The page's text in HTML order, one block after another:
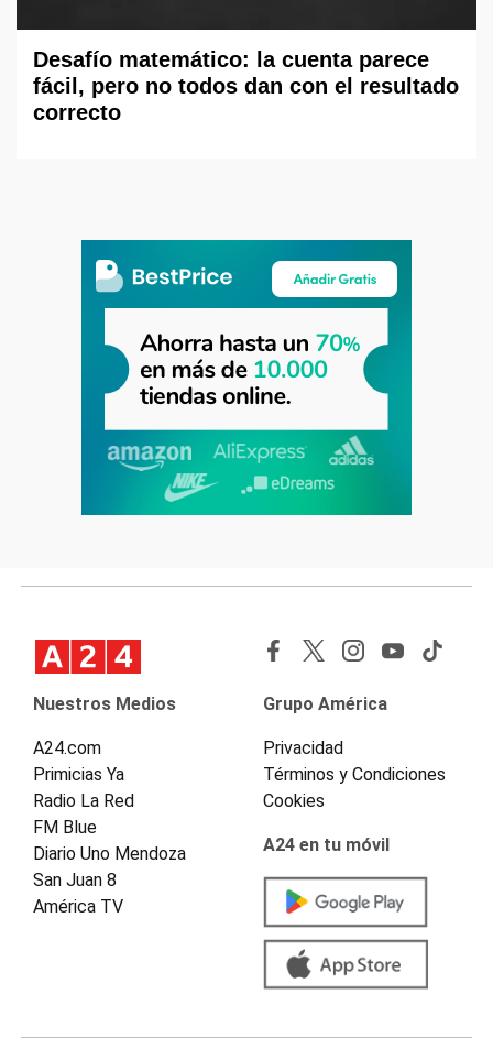
Desafío matemático: la cuenta parece
fácil, pero no todos dan con el resultado
correcto
Nuestros Medios
A24.com
Primicias Ya
Radio La Red
FM Blue
Diario Uno Mendoza
San Juan 8
América TV
Grupo América
Privacidad
Términos y Condiciones
Cookies
A24 en tu móvil